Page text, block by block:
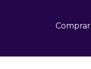
Comprar